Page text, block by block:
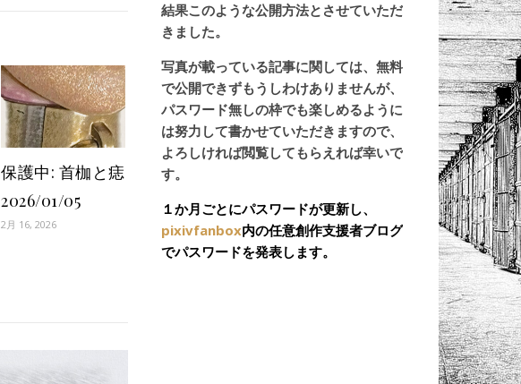
保護中: 首枷と痣
2026/01/05
2月 16, 2026
結果このような公開方法とさせていただ
きました。
写真が載っている記事に関しては、無料
で公開できずもうしわけありませんが、
パスワード無しの枠でも楽しめるように
は努力して書かせていただきますので、
よろしければ閲覧してもらえれば幸いで
す。
１か月ごとにパスワードが更新し、
pixivfanbox内の任意創作支援者ブログ
でパスワードを発表します。